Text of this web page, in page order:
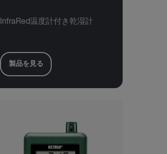
InfraRed温度計付き乾湿計
製品を見る